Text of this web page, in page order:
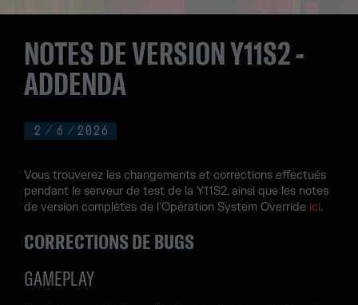
2 / 6 / 2026
NOTES DE VERSION Y11S2 -
ADDENDA
Vous trouverez les changements et corrections effectués
pendant le serveur de test de la Y11S2, ainsi que les notes
de version complètes de l'Opération System Override ici.
CORRECTIONS DE BUGS
GAMEPLAY